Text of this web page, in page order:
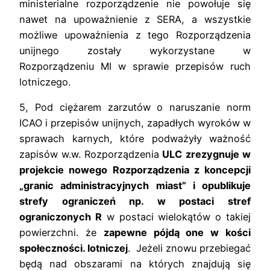
ministerialne rozporządzenie nie powołuje się
nawet na upoważnienie z SERA, a wszystkie
możliwe upoważnienia z tego Rozporządzenia
unijnego zostały wykorzystane w
Rozporządzeniu MI w sprawie przepisów ruch
lotniczego.
5, Pod ciężarem zarzutów o naruszanie norm
ICAO i przepisów unijnych, zapadłych wyroków w
sprawach karnych, które podważyły ważność
zapisów w.w. Rozporządzenia ULC zrezygnuje w
projekcie nowego Rozporządzenia z koncepcji
„granic administracyjnych miast” i opublikuje
strefy ograniczeń np. w postaci stref
ograniczonych Rw postaci wielokątów o takiej
powierzchni. że zapewne pójdą one w kości
społeczności. lotniczej. Jeżeli znowu przebiegać
będą nad obszarami na których znajdują się